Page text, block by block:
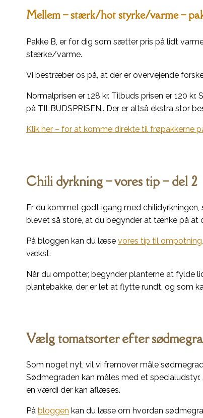
Mellem – stærk/hot styrke/varme –
Pakke B, er for dig som sætter pris på lidt
stærke/varme.
Vi bestræber os på, at der er overvejende
Normalprisen er 128 kr. Tilbuds prisen er 120
på TILBUDSPRISEN.. Der er altså ekstra stor
Klik her – for at komme direkte til frøpakkerne
Chili dyrkning – vores tip – del 2
Er du kommet godt igang med chilidyrkningen,
blevet så store, at du begynder at tænke på at
På bloggen kan du læse vores tip til ompotning,
vækst.
Når du ompotter, begynder planterne at fylde
plantebakke, der er let at flytte rundt, og som
Vælg tomatsorter efter
Som noget nyt, vil vi fremover måle
Sødmegraden kan måles med et
en værdi der kan aflæses.
På bloggen kan du læse om hvordan